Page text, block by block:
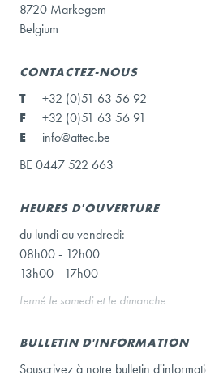
8720 Markegem
Belgium
CONTACTEZ-NOUS
T
+32 (0)51 63 56 92
F
+32 (0)51 63 56 91
E
info@attec.be
BE 0447 522 663
HEURES D'OUVERTURE
du lundi au vendredi:
08h00 - 12h00
13h00 - 17h00
fermé le samedi et le dimanche
BULLETIN D'INFORMATION
Souscrivez à notre bulletin